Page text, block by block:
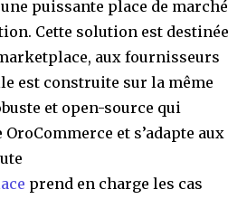
puissante place de marché
Cette solution est destinée
aux fournisseurs
est construite sur la même
et open-source qui
et s’adapte aux
prend en charge les cas